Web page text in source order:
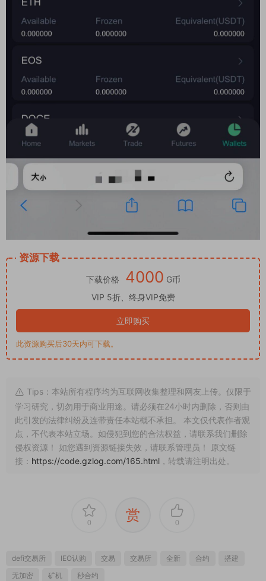
资源下载
下载价格 4000 G币
VIP 5折、终身VIP免费
立即购买
此资源购买后30天内可下载。
Tips：本站所有程序均为互联网收集整理和网友上传。仅限于
学习研究，切勿用于商业用途。请必须在24小时内删除，否则由
此引发的法律纠纷及连带责任本站概不承担。 本文仅代表作者观
点，不代表本站立场。如侵犯到您的合法权益，请联系我们删除
侵权资源！ 如您遇到资源链接失效，请联系管理员！ 原文链
接： https://code.gzlog.com/165.html ，转载请注明出处。
0 赏 0
defi交易所 IEO认购 交易 交易所 全新 合约
搭建
无加密
矿机 秒合约